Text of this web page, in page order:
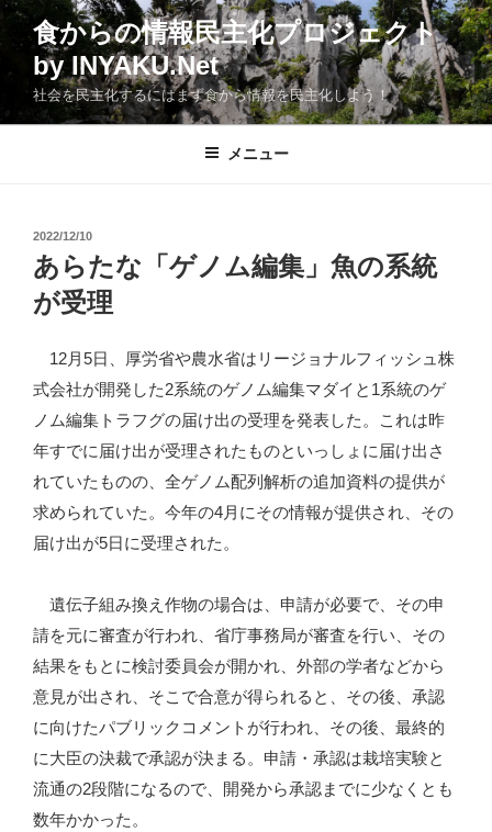
コ
食からの情報民主化プロジェクト
by INYAKU.Net
社会を民主化するにはまず食から情報を民主化しよう！
メニュー
投
稿
日:
2022/12/10
あらたな「ゲノム編集」魚の系統
が受理
12月5日、厚労省や農水省はリージョナルフィッシュ株
式会社が開発した2系統のゲノム編集マダイと1系統のゲ
ノム編集トラフグの届け出の受理を発表した。これは昨
年すでに届け出が受理されたものといっしょに届け出さ
れていたものの、全ゲノム配列解析の追加資料の提供が
求められていた。今年の4月にその情報が提供され、その
届け出が5日に受理された。
遺伝子組み換え作物の場合は、申請が必要で、その申
請を元に審査が行われ、省庁事務局が審査を行い、その
結果をもとに検討委員会が開かれ、外部の学者などから
意見が出され、そこで合意が得られると、その後、承認
に向けたパブリックコメントが行われ、その後、最終的
に大臣の決裁で承認が決まる。申請・承認は栽培実験と
流通の2段階になるので、開発から承認までに少なくとも
数年かかった。